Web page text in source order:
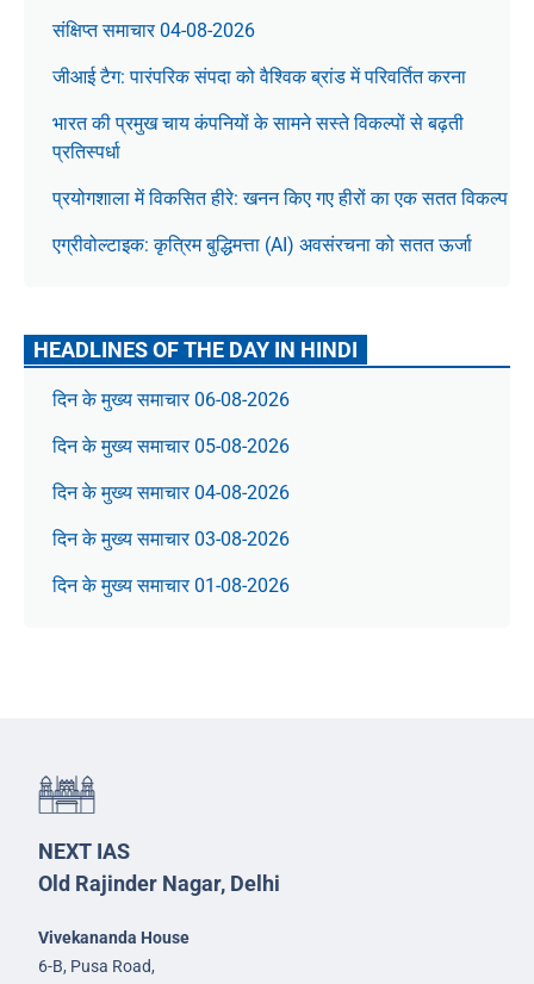
संक्षिप्त समाचार 04-08-2026
जीआई टैग: पारंपरिक संपदा को वैश्विक ब्रांड में परिवर्तित करना
भारत की प्रमुख चाय कंपनियों के सामने सस्ते विकल्पों से बढ़ती
प्रतिस्पर्धा
प्रयोगशाला में विकसित हीरे: खनन किए गए हीरों का एक सतत विकल्प
एग्रीवोल्टाइक: कृत्रिम बुद्धिमत्ता (AI) अवसंरचना को सतत ऊर्जा
HEADLINES OF THE DAY IN HINDI
दिन के मुख्य समाचार 06-08-2026
दिन के मुख्य समाचार 05-08-2026
दिन के मुख्य समाचार 04-08-2026
दिन के मुख्य समाचार 03-08-2026
दिन के मुख्य समाचार 01-08-2026
NEXT IAS
Old Rajinder Nagar, Delhi
Vivekananda House
6-B, Pusa Road,